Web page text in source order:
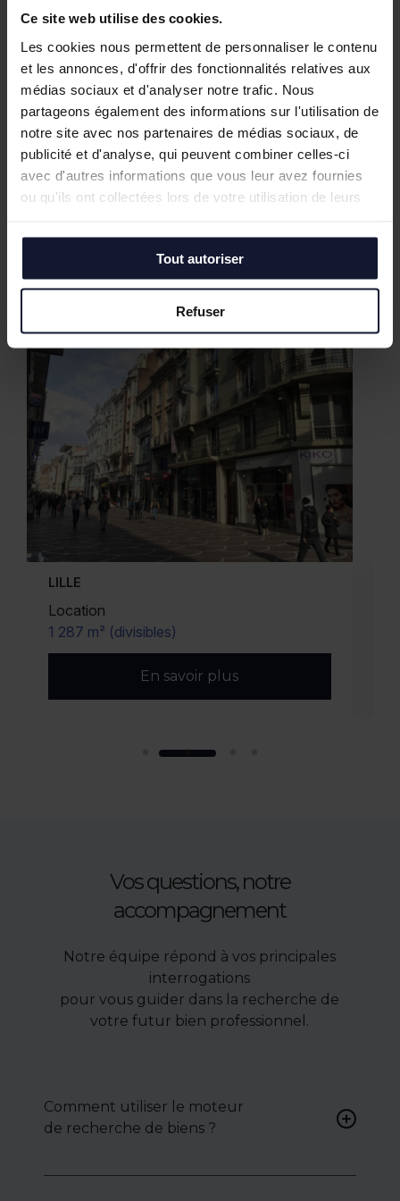
Ce site web utilise des cookies.
Les cookies nous permettent de personnaliser le contenu
et les annonces, d'offrir des fonctionnalités relatives aux
médias sociaux et d'analyser notre trafic. Nous
partageons également des informations sur l'utilisation de
notre site avec nos partenaires de médias sociaux, de
publicité et d'analyse, qui peuvent combiner celles-ci
avec d'autres informations que vous leur avez fournies
ou qu'ils ont collectées lors de votre utilisation de leurs
Tout autoriser
Refuser
Nos biens similaires
ARMENTIERES
Vente/Location
620 m² (divisibles)
En savoir plus
Vos questions, notre
accompagnement
Notre équipe répond à vos principales
interrogations
pour vous guider dans la recherche de
votre futur bien professionnel.
Comment utiliser le moteur
de recherche de biens ?